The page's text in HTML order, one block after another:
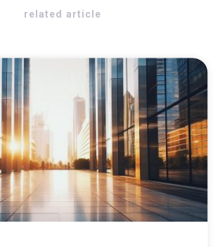
related article